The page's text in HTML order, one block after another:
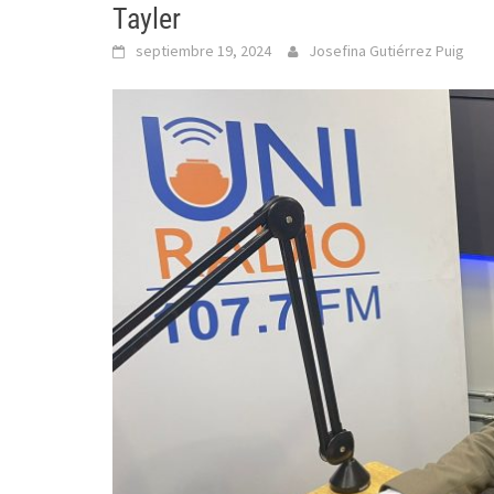
Tayler
septiembre 19, 2024 Josefina Gutiérrez Puig